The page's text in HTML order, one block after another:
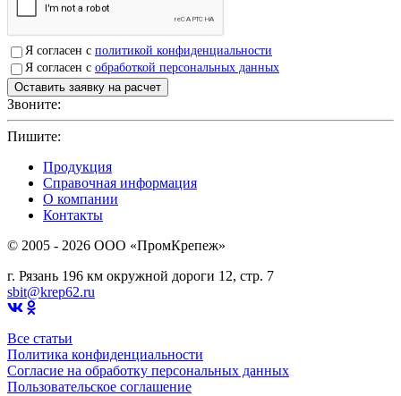
Я согласен с политикой конфиденциальности
Я согласен с обработкой персональных данных
Звоните:
Пишите:
Продукция
Справочная информация
О компании
Контакты
© 2005 - 2026 OOO «ПромКрепеж»
г. Рязань 196 км окружной дороги 12, стр. 7
sbit@krep62.ru
Все статьи
Политика конфиденциальности
Согласие на обработку персональных данных
Пользовательское соглашение